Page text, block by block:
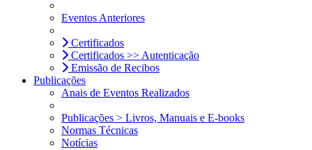
Eventos Anteriores
Certificados
Certificados >> Autenticação
Emissão de Recibos
Publicações
Anais de Eventos Realizados
Publicações > Livros, Manuais e E-books
Normas Técnicas
Notícias